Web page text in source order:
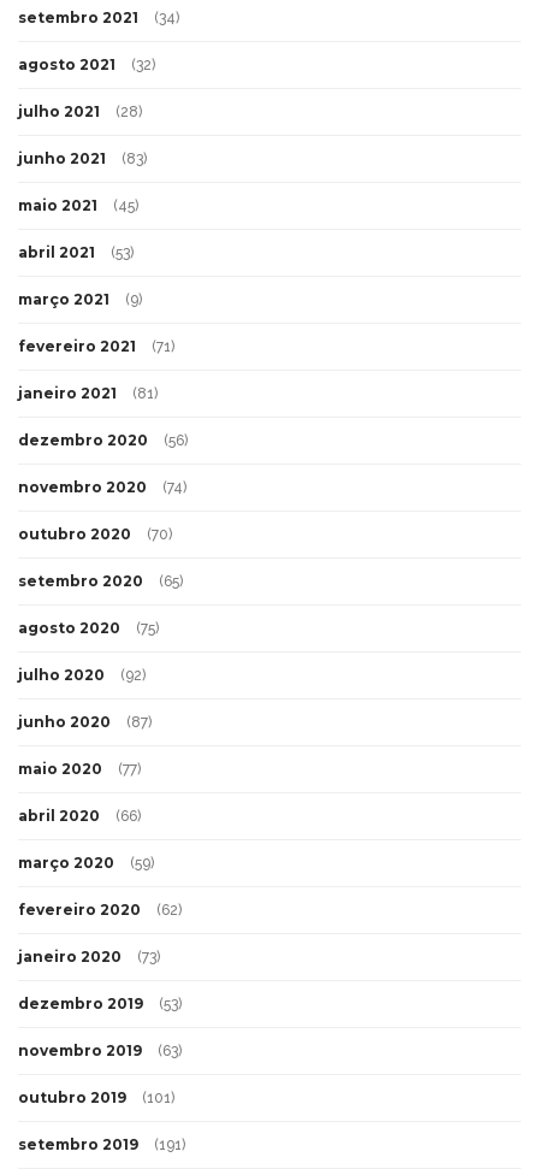
setembro 2021 (34)
agosto 2021 (32)
julho 2021 (28)
junho 2021 (83)
maio 2021 (45)
abril 2021 (53)
março 2021 (9)
fevereiro 2021 (71)
janeiro 2021 (81)
dezembro 2020 (56)
novembro 2020 (74)
outubro 2020 (70)
setembro 2020 (65)
agosto 2020 (75)
julho 2020 (92)
junho 2020 (87)
maio 2020 (77)
abril 2020 (66)
março 2020 (59)
fevereiro 2020 (62)
janeiro 2020 (73)
dezembro 2019 (53)
novembro 2019 (63)
outubro 2019 (101)
setembro 2019 (191)